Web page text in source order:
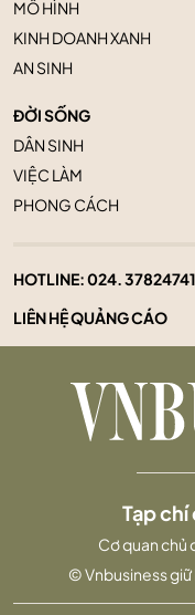
MÔ HÌNH
KINH DOANH XANH
AN SINH
ĐỜI SỐNG
DÂN SINH
VIỆC LÀM
PHONG CÁCH
HOTLINE:024. 37824741
LIÊN HỆ QUẢNG CÁO
Tạp
Cơ quan chủ
© Vnbusiness